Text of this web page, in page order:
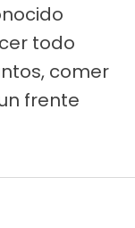
todo
comer
frente